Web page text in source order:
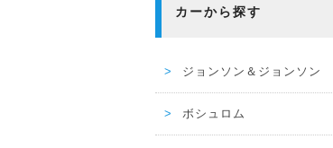
カーから探す
ジョンソン＆ジョンソン
ボシュロム